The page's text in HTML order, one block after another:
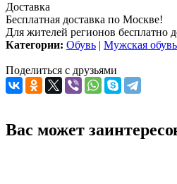
Доставка
Бесплатная доставка по Москве!
Для жителей регионов бесплатно
Категории: Обувь | Мужская обувь
Поделиться с друзьями
Вас может